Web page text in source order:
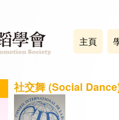
主頁
社交舞 (Social